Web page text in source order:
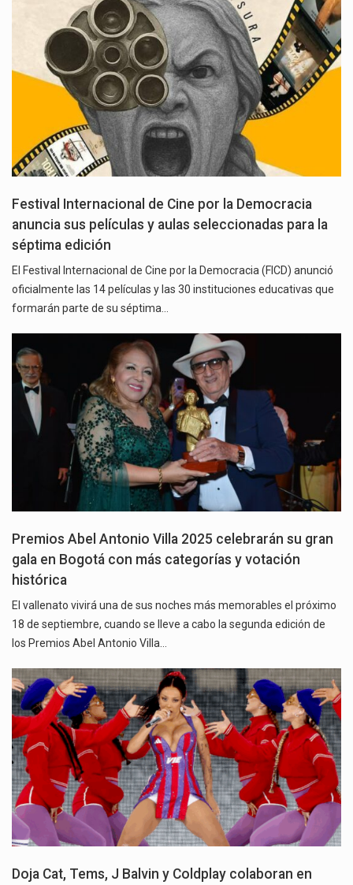
Festival Internacional de Cine por la Democracia
anuncia sus películas y aulas seleccionadas para la
séptima edición
El Festival Internacional de Cine por la Democracia (FICD) anunció
oficialmente las 14 películas y las 30 instituciones educativas que
formarán parte de su séptima…
Premios Abel Antonio Villa 2025 celebrarán su gran
gala en Bogotá con más categorías y votación
histórica
El vallenato vivirá una de sus noches más memorables el próximo
18 de septiembre, cuando se lleve a cabo la segunda edición de
los Premios Abel Antonio Villa…
Doja Cat, Tems, J Balvin y Coldplay colaboran en